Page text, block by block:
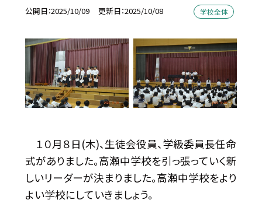
公開日 2025/10/09 更新日 2025/10/08 学校全体
１０月８日(木)、生徒会役員、学級委員長任命
式がありました。高瀬中学校を引っ張っていく新
しいリーダーが決まりました。高瀬中学校をより
よい学校にしていきましょう。